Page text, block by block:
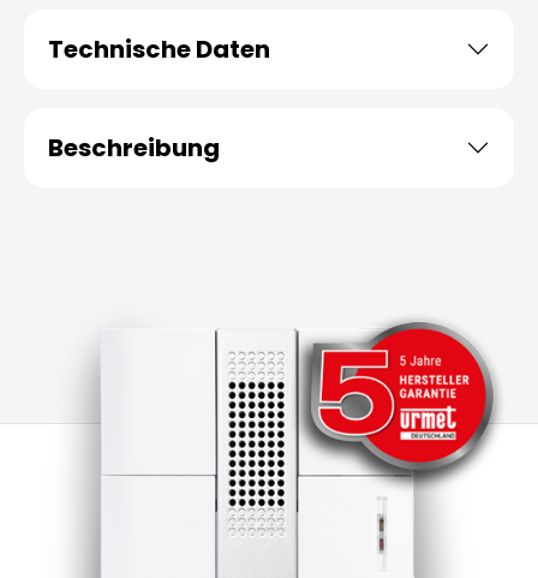
Technische Daten
Beschreibung